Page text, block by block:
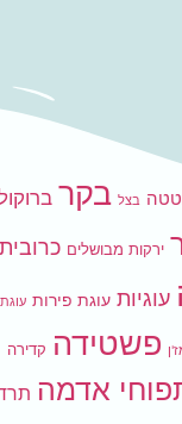
בצל בקר
ירקות מבושלים כרובית
עוגיות עוגת פירות
פשטידה קדירה
אדמה